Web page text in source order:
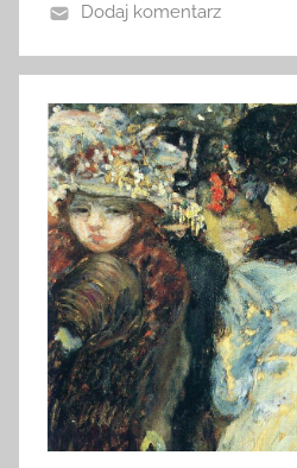
Dodaj komentarz